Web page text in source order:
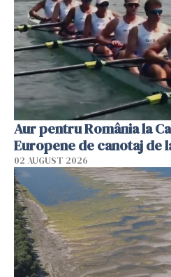
Aur pentru România la
Europene de canotaj de
02 AUGUST 2026